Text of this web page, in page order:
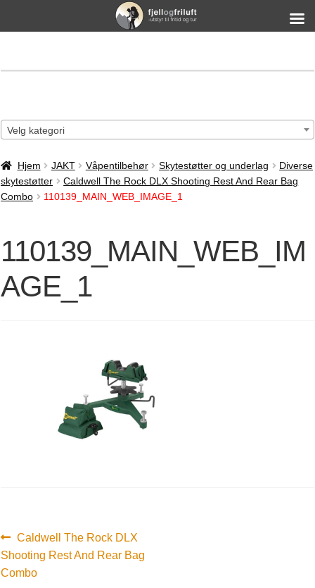
Velg kategori
Hjem JAKT Våpentilbehør Skytestøtter og underlag
Diverse
skytestøtter
Caldwell The Rock DLX Shooting Rest And Rear Bag
Combo
110139_MAIN_WEB_IMAGE_1
110139_MAIN_WEB_IM
AGE_1
Innleggsnavigasjon
Forrige
innlegg:
Caldwell The Rock DLX
Shooting Rest And Rear Bag
Combo